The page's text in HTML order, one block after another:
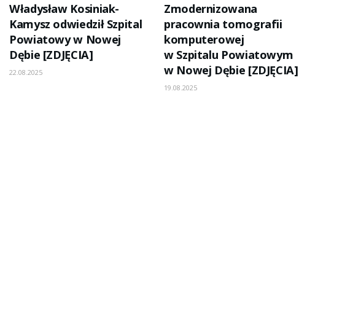
Władysław Kosiniak-
Kamysz odwiedził Szpital
Powiatowy w Nowej
Dębie [ZDJĘCIA]
22.08.2025
Zmodernizowana
pracownia tomografii
komputerowej
w Szpitalu Powiatowym
w Nowej Dębie [ZDJĘCIA]
19.08.2025